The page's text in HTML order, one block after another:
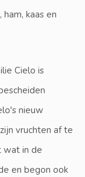
kaas en
Cielo is
nieuw
vruchten af te
wat in de
en begon ook